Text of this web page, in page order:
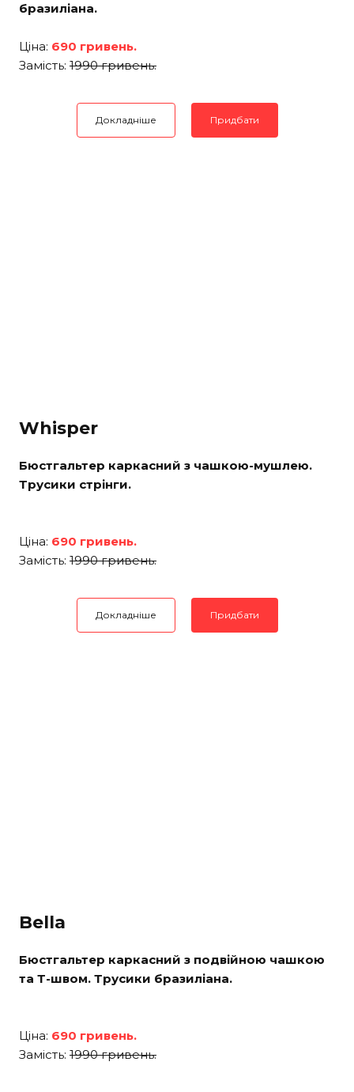
бразиліана.
Ціна: 690 гривень.
Замість: 1990 гривень.
Докладніше Придбати
Whisper
Бюстгальтер каркасний з чашкою-мушлею.
Трусики стрінги.
Ціна: 690 гривень.
Замість: 1990 гривень.
Докладніше Придбати
Bella
Бюстгальтер каркасний з подвійною чашкою
та Т-швом. Трусики бразиліана.
Ціна: 690 гривень.
Замість: 1990 гривень.